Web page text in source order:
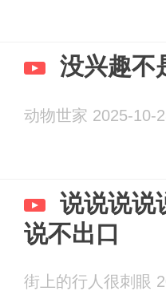
没兴趣不
动物世家 2025-10-
说说说说
说不出口
街上的行人很刺眼